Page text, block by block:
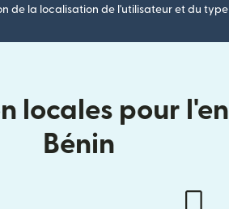
de la localisation de l'utilisateur et du
locales pour
Bénin